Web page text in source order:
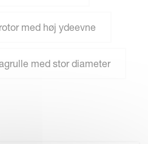
med høj ydeevne
med stor diameter